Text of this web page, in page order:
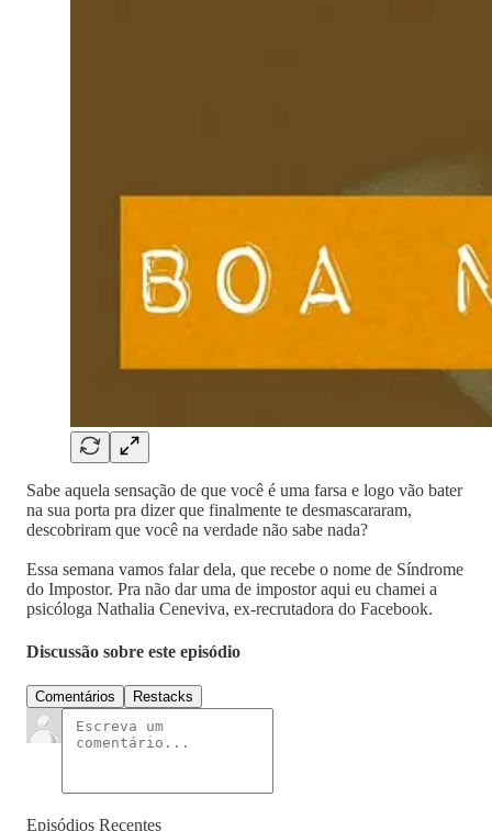
Sabe aquela sensação de que você é uma farsa e logo vão bater
na sua porta pra dizer que finalmente te desmascararam,
descobriram que você na verdade não sabe nada?
Essa semana vamos falar dela, que recebe o nome de Síndrome
do Impostor. Pra não dar uma de impostor aqui eu chamei a
psicóloga Nathalia Ceneviva, ex-recrutadora do Facebook.
Discussão sobre este episódio
Comentários Restacks
Episódios Recentes